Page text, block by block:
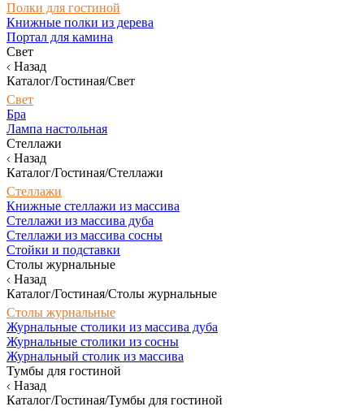
Полки для гостиной
Книжные полки из дерева
Портал для камина
Свет
Назад
Каталог/Гостиная/Свет
Свет
Бра
Лампа настольная
Стеллажи
Назад
Каталог/Гостиная/Стеллажи
Стеллажи
Книжные стеллажи из массива
Стеллажи из массива дуба
Стеллажи из массива сосны
Стойки и подставки
Столы журнальные
Назад
Каталог/Гостиная/Столы журнальные
Столы журнальные
Журнальные столики из массива дуба
Журнальные столики из сосны
Журнальный столик из массива
Тумбы для гостиной
Назад
Каталог/Гостиная/Тумбы для гостиной